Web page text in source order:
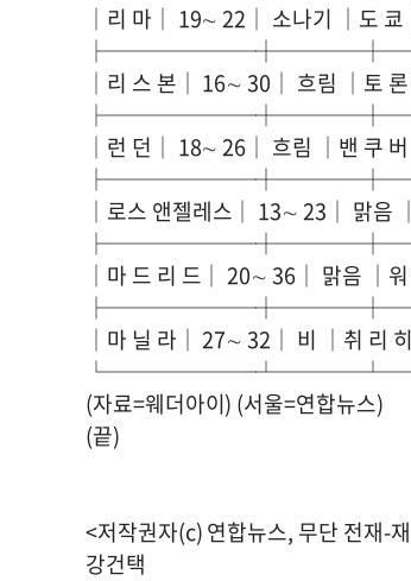
│리 마│ 19∼ 22│ 소나기 │도
│리 스 본│ 16∼ 30│ 흐림 │토
│런 던│ 18∼ 26│ 흐림 │밴 쿠
│로스 앤젤레스│ 13∼ 23│ 맑음
│마 드 리 드│ 20∼ 36│ 맑음 │
│마 닐 라│ 27∼ 32│ 비 │취 리
(자료=웨더아이) (서울=연합뉴스)
(끝)
<저작권자(c) 연합뉴스, 무단 전재-
강건택